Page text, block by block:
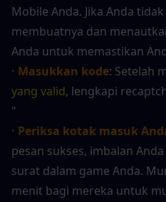
Mobile Anda. Jika Anda
membuatnya dan
Anda untuk memastikan
· Masukkan kode: Setelah
yang valid, lengkapi
"
· Periksa kotak masuk
pesan sukses, imbalan
surat dalam game Anda.
menit bagi mereka untuk